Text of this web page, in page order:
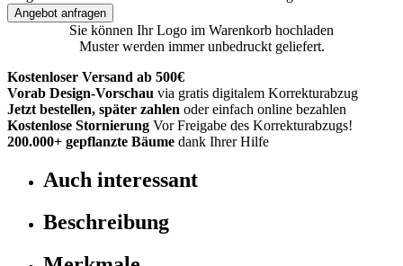
Angebot anfragen
Sie können Ihr Logo im Warenkorb hochladen
Muster werden immer unbedruckt geliefert.
Kostenloser Versand ab 500€
Vorab Design-Vorschau via gratis digitalem Korrekturabzug
Jetzt bestellen, später zahlen oder einfach online bezahlen
Kostenlose Stornierung Vor Freigabe des Korrekturabzugs!
200.000+ gepflanzte Bäume dank Ihrer Hilfe
Auch interessant
Beschreibung